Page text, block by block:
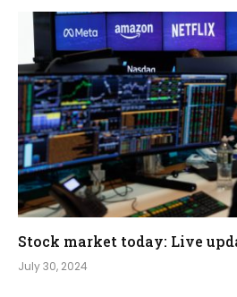
Stock market today: Live
July 30, 2024